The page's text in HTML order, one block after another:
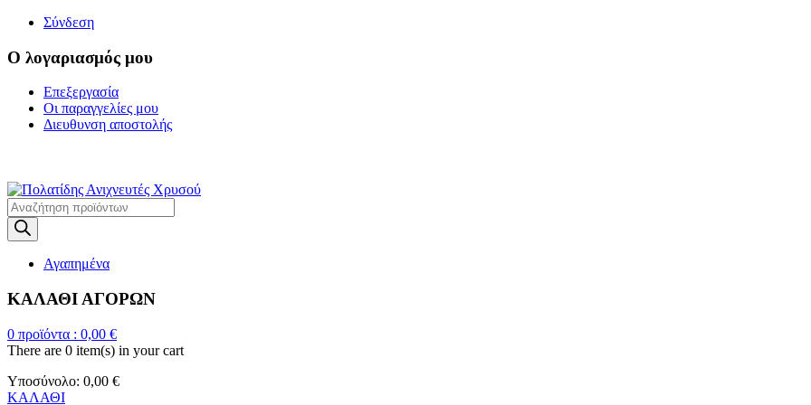
Σύνδεση
Ο λογαριασμός μου
Επεξεργασία
Οι παραγγελίες μου
Διευθυνση αποστολής
Products
search
Αγαπημένα
ΚΑΛΑΘΙ ΑΓΟΡΩΝ
0 προϊόντα : 0,00 €
There are 0 item(s) in your cart
Υποσύνολο: 0,00 €
ΚΑΛΑΘΙ